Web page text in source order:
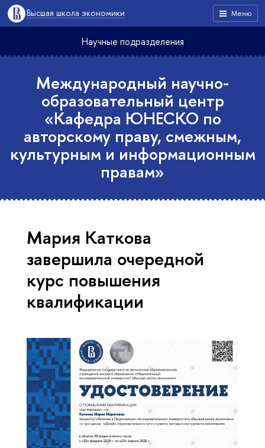
Меню
Высшая школа экономики
Научные подразделения
Международный научно-
образовательный центр
«Кафедра ЮНЕСКО по
авторскому праву, смежным,
культурным и информационным
правам»
Мария Каткова
завершила очередной
курс повышения
квалификации